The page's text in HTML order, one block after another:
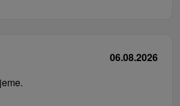
06.08.2026